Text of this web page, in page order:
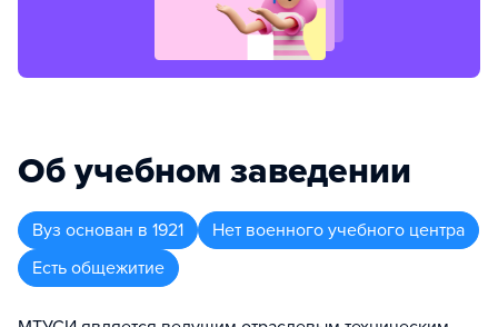
Об учебном заведении
Вуз основан в 1921
Нет военного учебного центра
Есть общежитие